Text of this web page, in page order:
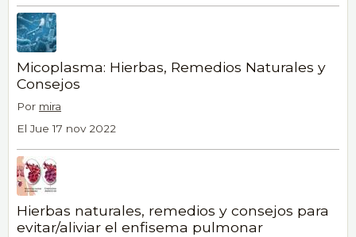
Micoplasma: Hierbas, Remedios Naturales y
Consejos
Por mira
El Jue 17 nov 2022
Hierbas naturales, remedios y consejos para
evitar/aliviar el enfisema pulmonar